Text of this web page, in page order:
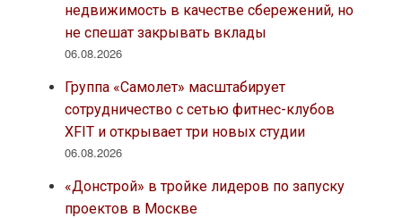
недвижимость в качестве сбережений, но
не спешат закрывать вклады
06.08.2026
Группа «Самолет» масштабирует
сотрудничество с сетью фитнес-клубов
XFIT и открывает три новых студии
06.08.2026
«Донстрой» в тройке лидеров по запуску
проектов в Москве